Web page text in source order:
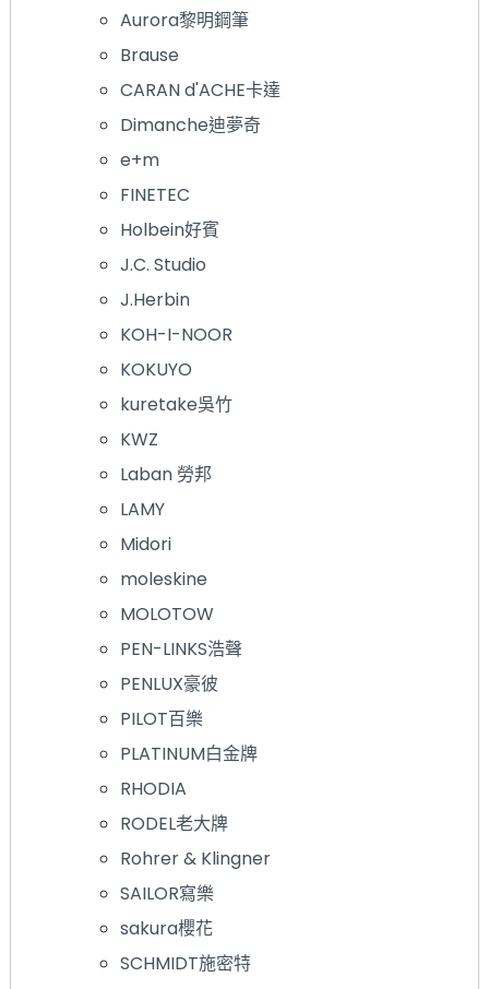
Aurora黎明鋼筆
Brause
CARAN d'ACHE卡達
Dimanche迪夢奇
e+m
FINETEC
Holbein好賓
J.C. Studio
J.Herbin
KOH-I-NOOR
KOKUYO
kuretake吳竹
KWZ
Laban 勞邦
LAMY
Midori
moleskine
MOLOTOW
PEN-LINKS浩聲
PENLUX豪彼
PILOT百樂
PLATINUM白金牌
RHODIA
RODEL老大牌
Rohrer & Klingner
SAILOR寫樂
sakura櫻花
SCHMIDT施密特